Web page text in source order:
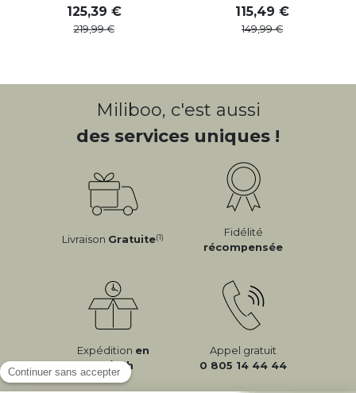
125,39
219,99
115,49
149,99
Miliboo, c'est aussi
des services uniques !
Livraison Gratuite(1)
Fidélité
récompensée
Expédition en
24/72h
Appel gratuit
0 805 14 44 44